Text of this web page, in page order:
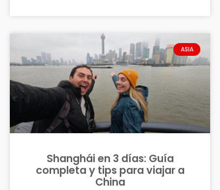
ASIA
Shanghái en 3 días: Guía
completa y tips para viajar a
China